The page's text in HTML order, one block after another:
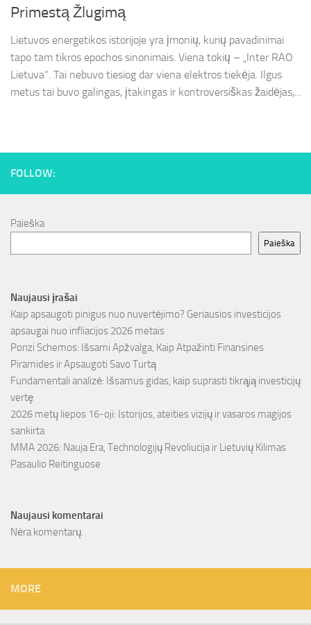
Primestą Žlugimą
Lietuvos energetikos istorijoje yra įmonių, kurių pavadinimai
tapo tam tikros epochos sinonimais. Viena tokių – „Inter RAO
Lietuva“. Tai nebuvo tiesiog dar viena elektros tiekėja. Ilgus
metus tai buvo galingas, įtakingas ir kontroversiškas žaidėjas,...
FOLLOW:
Paieška
Paieška
Naujausi įrašai
Kaip apsaugoti pinigus nuo nuvertėjimo? Geriausios investicijos
apsaugai nuo infliacijos 2026 metais
Ponzi Schemos: Išsami Apžvalga, Kaip Atpažinti Finansines
Piramides ir Apsaugoti Savo Turtą
Fundamentali analizė: Išsamus gidas, kaip suprasti tikrąją investicijų
vertę
2026 metų liepos 16-oji: Istorijos, ateities vizijų ir vasaros magijos
sankirta
MMA 2026: Nauja Era, Technologijų Revoliucija ir Lietuvių Kilimas
Pasaulio Reitinguose
Naujausi komentarai
Nėra komentarų.
MORE